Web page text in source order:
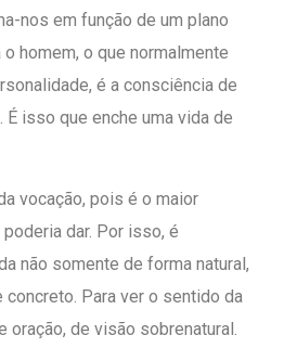
nos em função de um plano
homem, o que normalmente
é a consciência de
É isso que enche uma vida de
vocação, pois é o maior
dar. Por isso, é
não somente de forma natural,
concreto. Para ver o sentido da
oração, de visão sobrenatural.